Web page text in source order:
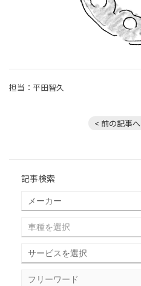
担当：平田智久
< 前の記事へ
記事検索